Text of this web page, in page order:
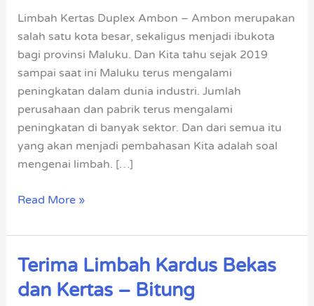
Limbah Kertas Duplex Ambon – Ambon merupakan
salah satu kota besar, sekaligus menjadi ibukota
bagi provinsi Maluku. Dan Kita tahu sejak 2019
sampai saat ini Maluku terus mengalami
peningkatan dalam dunia industri. Jumlah
perusahaan dan pabrik terus mengalami
peningkatan di banyak sektor. Dan dari semua itu
yang akan menjadi pembahasan Kita adalah soal
mengenai limbah. […]
Tinggi
Read More »
Terima Limbah Kardus Bekas
dan Kertas – Bitung
Terima
Limbah
Kardus